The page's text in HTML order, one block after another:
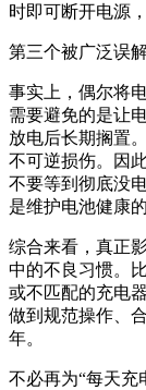
时即可断开电源
第三个被广泛误
事实上，偶尔将
需要避免的是让
放电后长期搁置
不可逆损伤。因
不要等到彻底没
是维护电池健康的
综合来看，真正
中的不良习惯。
或不匹配的充电
做到规范操作、
年。
不必再为“每天充